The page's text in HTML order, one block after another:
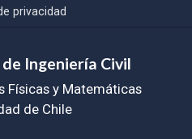
privacidad
Ingeniería Civil
Físicas y Matemáticas
de Chile